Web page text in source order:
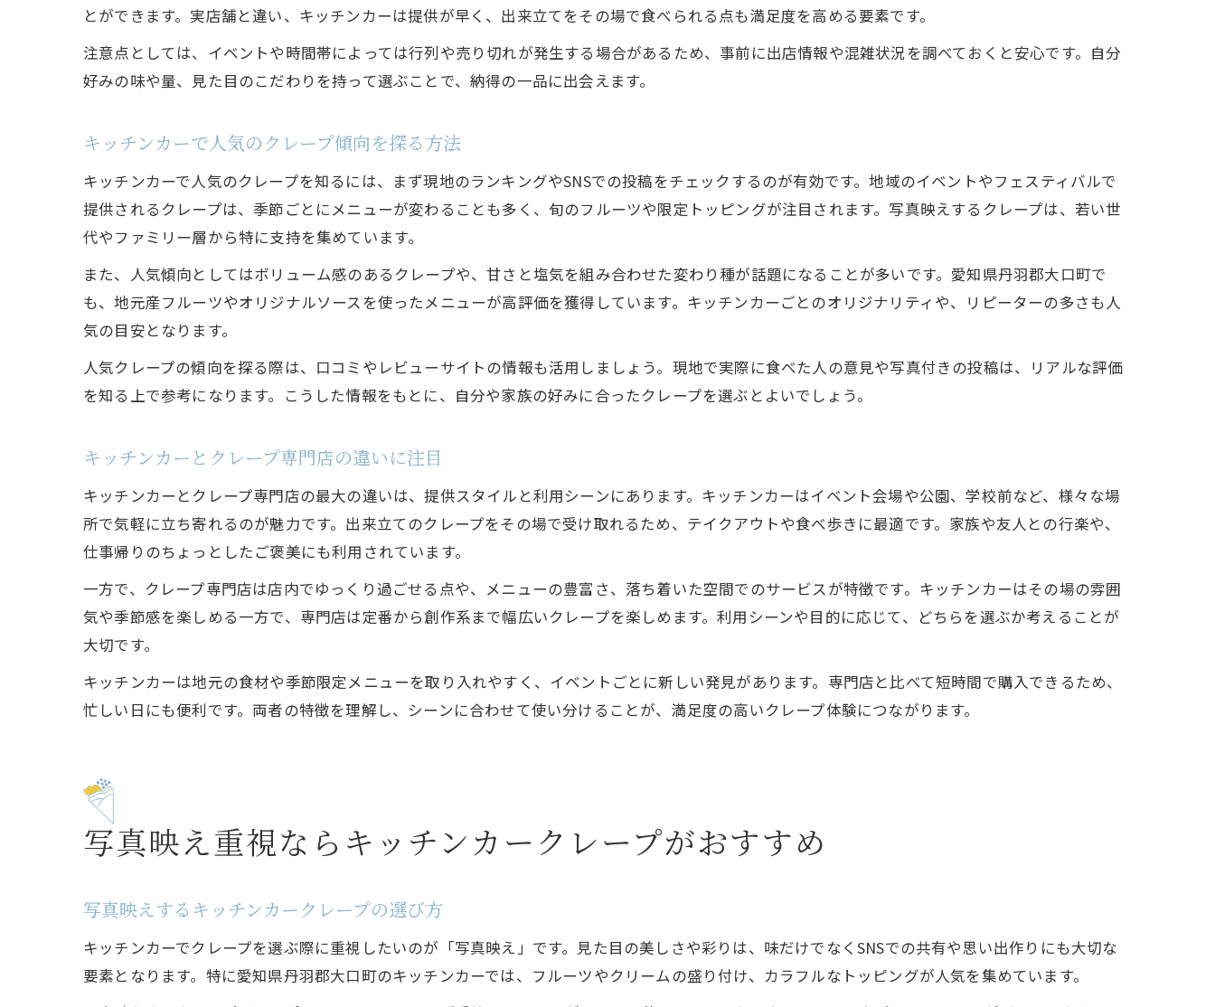
口コミで支持されるキッチンカークレープ特集
とができます。実店舗と違い、キッチンカーは提供が早く、出来立てをその場で食べられる点も満足度を高める要素です。
注意点としては、イベントや時間帯によっては行列や売り切れが発生する場合があるため、事前に出店情報や混雑状況を調べておくと安心です。自分
好みの味や量、見た目のこだわりを持って選ぶことで、納得の一品に出会えます。
キッチンカーで人気のクレープ傾向を探る方法
キッチンカーで人気のクレープを知るには、まず現地のランキングやSNSでの投稿をチェックするのが有効です。地域のイベントやフェスティバルで
提供されるクレープは、季節ごとにメニューが変わることも多く、旬のフルーツや限定トッピングが注目されます。写真映えするクレープは、若い世
代やファミリー層から特に支持を集めています。
また、人気傾向としてはボリューム感のあるクレープや、甘さと塩気を組み合わせた変わり種が話題になることが多いです。愛知県丹羽郡大口町で
も、地元産フルーツやオリジナルソースを使ったメニューが高評価を獲得しています。キッチンカーごとのオリジナリティや、リピーターの多さも人
気の目安となります。
人気クレープの傾向を探る際は、口コミやレビューサイトの情報も活用しましょう。現地で実際に食べた人の意見や写真付きの投稿は、リアルな評価
を知る上で参考になります。こうした情報をもとに、自分や家族の好みに合ったクレープを選ぶとよいでしょう。
キッチンカーとクレープ専門店の違いに注目
キッチンカーとクレープ専門店の最大の違いは、提供スタイルと利用シーンにあります。キッチンカーはイベント会場や公園、学校前など、様々な場
所で気軽に立ち寄れるのが魅力です。出来立てのクレープをその場で受け取れるため、テイクアウトや食べ歩きに最適です。家族や友人との行楽や、
仕事帰りのちょっとしたご褒美にも利用されています。
一方で、クレープ専門店は店内でゆっくり過ごせる点や、メニューの豊富さ、落ち着いた空間でのサービスが特徴です。キッチンカーはその場の雰囲
気や季節感を楽しめる一方で、専門店は定番から創作系まで幅広いクレープを楽しめます。利用シーンや目的に応じて、どちらを選ぶか考えることが
大切です。
キッチンカーは地元の食材や季節限定メニューを取り入れやすく、イベントごとに新しい発見があります。専門店と比べて短時間で購入できるため、
忙しい日にも便利です。両者の特徴を理解し、シーンに合わせて使い分けることが、満足度の高いクレープ体験につながります。
写真映え重視ならキッチンカークレープがおすすめ
写真映えするキッチンカークレープの選び方
キッチンカーでクレープを選ぶ際に重視したいのが「写真映え」です。見た目の美しさや彩りは、味だけでなくSNSでの共有や思い出作りにも大切な
要素となります。特に愛知県丹羽郡大口町のキッチンカーでは、フルーツやクリームの盛り付け、カラフルなトッピングが人気を集めています。